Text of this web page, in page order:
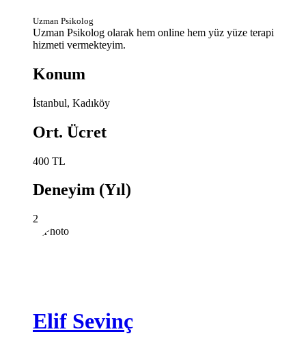
Uzman Psikolog
Uzman Psikolog olarak hem online hem yüz yüze terapi
hizmeti vermekteyim.
Konum
İstanbul, Kadıköy
Ort. Ücret
400 TL
Deneyim (Yıl)
2
Elif Sevinç